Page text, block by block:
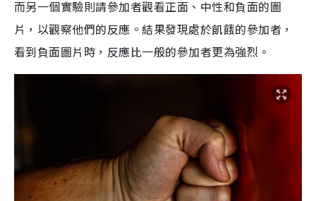
而另一個實驗則請參加者觀看正面、中性和負面的圖
片，以觀察他們的反應。結果發現處於飢餓的參加者，
看到負面圖片時，反應比一般的參加者更為強烈。